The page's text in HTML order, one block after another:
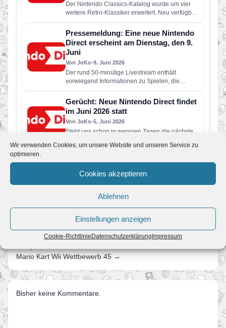
Wir verwenden Cookies, um unsere Website und unseren Service zu
optimieren.
Cookies akzeptieren
Ablehnen
Einstellungen anzeigen
Cookie-Richtlinie Datenschutzerklärung Impressum
Der Nintendo Classics-Katalog wurde um vier
weitere Retro-Klassiker erweitert. Neu verfügbar
sind die folgenden Spiele: Wario Land: Super…
Pressemeldung: Eine neue Nintendo
Direct erscheint am Dienstag, den 9.
Juni
Von JoKo•9. Juni 2026
Der rund 50-minütige Livestream enthält
vorwiegend Informationen zu Spielen, die
dieses Jahr für Nintendo Switch 2 und Nintendo
Switch erscheinen…
Gerücht: Neue Nintendo Direct findet
im Juni 2026 statt
Von JoKo•5. Juni 2026
Steht uns schon in wenigen Tagen die nächste
Berichten soll Nintendo bereits…
Super Mario Galaxy und was Fans in
den nächsten Jahren erwartet
Jahren aus dem kollektiven Gedächtnis. Super
Mario Galaxy nicht. Erschienen im November…
Mario Kart Wii Wettbewerb 45 →
Bisher keine Kommentare.